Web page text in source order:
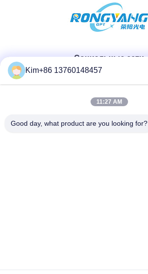
Социальные сети
Быстрый контакт
ТЕЛЕФОН:
Kim+86 13760148457
11:27 AM
Good day, what product are you looking for?